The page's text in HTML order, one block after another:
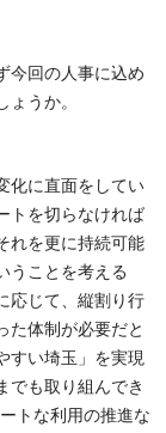
今回の人事に込め
うか。
化に直面をしてい
トを切らなければ
れを更に持続可能
うことを考える
応じて、縦割り行
た体制が必要だと
すい埼玉」を実現
でも取り組んでき
トな利用の推進な